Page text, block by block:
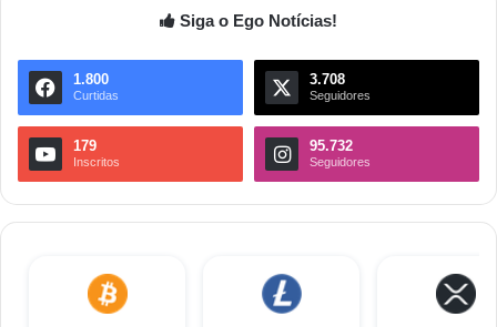
Siga o Ego Notícias!
1.800
Curtidas
3.708
Seguidores
179
Inscritos
95.732
Seguidores